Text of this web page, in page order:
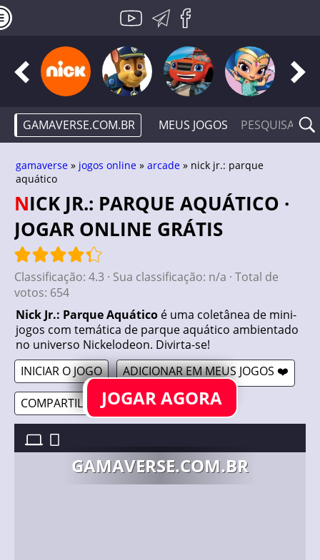
GAMAVERSE.COM.BR MEUS JOGOS
gamaverse » jogos online » arcade » nick jr.: parque
aquático
NICK JR.: PARQUE AQUÁTICO ·
JOGAR ONLINE GRÁTIS
Classificação: 4.3 · Sua classificação: n/a · Total de
votos: 654
Nick Jr.: Parque Aquático é uma coletânea de mini-
jogos com temática de parque aquático ambientado
no universo Nickelodeon. Divirta-se!
INICIAR O JOGO
ADICIONAR EM MEUS JOGOS ❤️
COMPARTILHAR 🔗JOGAR AGORA
GAMAVERSE.COM.BR
NICK JR.: WATER PARK //